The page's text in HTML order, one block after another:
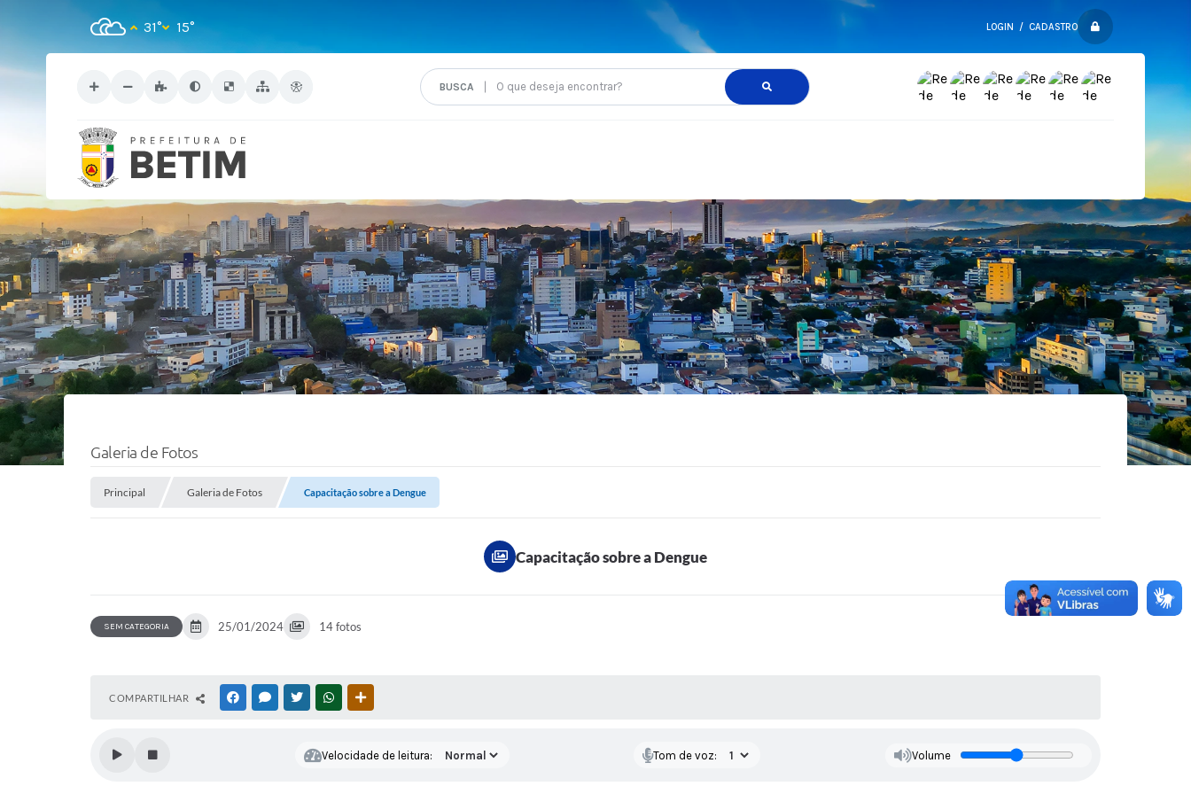
LOGIN / CADASTRO
O que deseja encontrar?
31° 15°
Galeria de Fotos
Principal Galeria de Fotos Capacitação sobre a Dengue
Capacitação sobre a Dengue
SEM CATEGORIA 25/01/2024 14 fotos
COMPARTILHAR FACEBOOKMESSENGER
TWITTERWHATSAPP
Velocidade de leitura: Tom de voz: Volume